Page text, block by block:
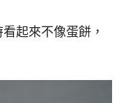
起來不像蛋餅，